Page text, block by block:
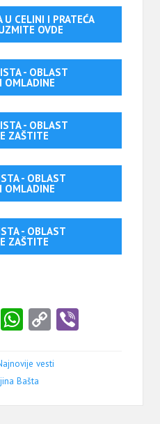
CELINI I PRATEĆA
OVDE
- OBLAST
OMLADINE
- OBLAST
ZAŠTITE
- OBLAST
OMLADINE
- OBLAST
ZAŠTITE
Pr W
ts
A
p
C
py
nk
vesti
Bašta